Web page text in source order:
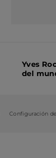
Yves
del
Configuración